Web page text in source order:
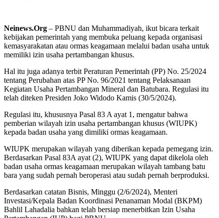
Neinews.Org – PBNU dan Muhammadiyah, ikut bicara terkait
kebijakan pemerintah yang membuka peluang kepada organisasi
kemasyarakatan atau ormas keagamaan melalui badan usaha untuk
memiliki izin usaha pertambangan khusus.
Hal itu juga adanya terbit Peraturan Pemerintah (PP) No. 25/2024
tentang Perubahan atas PP No. 96/2021 tentang Pelaksanaan
Kegiatan Usaha Pertambangan Mineral dan Batubara. Regulasi itu
telah diteken Presiden Joko Widodo Kamis (30/5/2024).
Regulasi itu, khususnya Pasal 83 A ayat 1, mengatur bahwa
pemberian wilayah izin usaha pertambangan khusus (WIUPK)
kepada badan usaha yang dimiliki ormas keagamaan.
WIUPK merupakan wilayah yang diberikan kepada pemegang izin.
Berdasarkan Pasal 83A ayat (2), WIUPK yang dapat dikelola oleh
badan usaha ormas keagamaan merupakan wilayah tambang batu
bara yang sudah pernah beroperasi atau sudah pernah berproduksi.
Berdasarkan catatan Bisnis, Minggu (2/6/2024), Menteri
Investasi/Kepala Badan Koordinasi Penanaman Modal (BKPM)
Bahlil Lahadalia bahkan telah bersiap menerbitkan Izin Usaha